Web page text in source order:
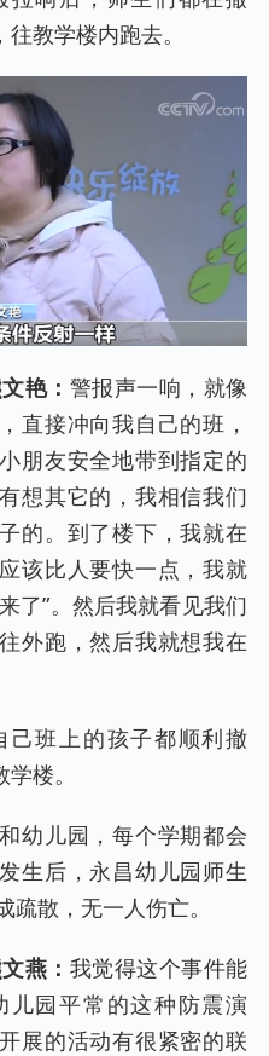
教学楼内跑去。
艳： 警报声一响，就像
直接冲向我自己的班，
朋友安全地带到指定的
想其它的，我相信我们
的。到了楼下，我就在
该比人要快一点，我就
了”。然后我就看见我们
外跑，然后我就想我在
己班上的孩子都顺利撤
楼。
幼儿园，每个学期都会
生后，永昌幼儿园师生
散，无一人伤亡。
燕： 我觉得这个事件能
园平常的这种防震演
展的活动有很紧密的联